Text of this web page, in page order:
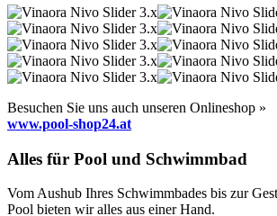
Besuchen Sie uns auch unseren Onlineshop »
www.pool-shop24.at
Alles für Pool und Schwimmbad
Vom Aushub Ihres Schwimmbades bis zur
Pool bieten wir alles aus einer Hand.